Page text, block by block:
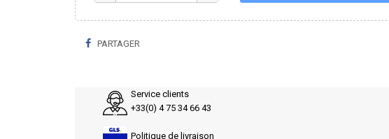
PARTAGER
Service clients
+33(0) 4 75 34 66 43
Politique de livraison